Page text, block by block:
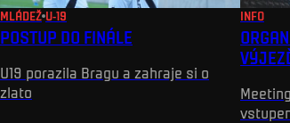
MLÁDEŽ U-19
POSTUP DO FINÁLE
U19 porazila Bragu a zahraje si o
zlato
INFO